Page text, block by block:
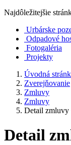
Najdôležitejšie
Urbárske
Odpadové
Fotogaléria
Projekty
Úvodná
Zverejňovanie
Zmluvy
Zmluvy
Detail zmluvy
Detail